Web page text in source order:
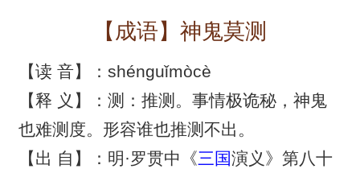
【成语】神鬼莫测
【读 音】：shénguǐmòcè
【释 义】：测：推测。事情极诡秘，神鬼
也难测度。形容谁也推测不出。
【出 自】：明·罗贯中《三国演义》第八十